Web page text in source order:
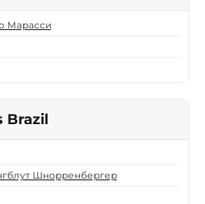
Марасси
Brazil
Шнорренбергер